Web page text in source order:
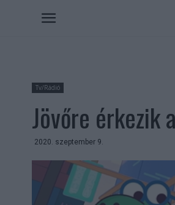
Tv/Rádió
Jövőre érkezik
2020. szeptember 9.